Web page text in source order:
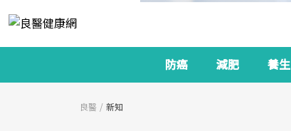
防癌 減肥 養生
良醫 新知